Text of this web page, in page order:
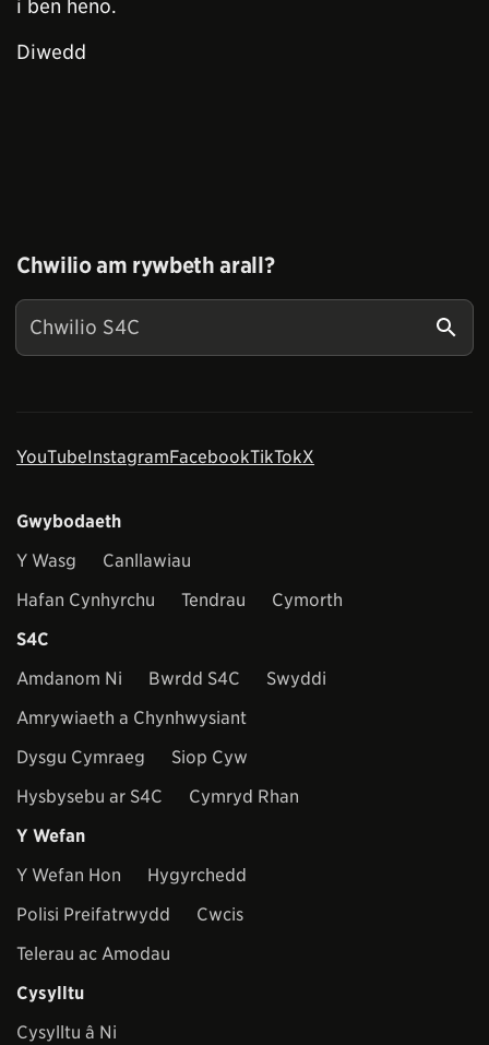
i ben heno.
Diwedd
Chwilio am rywbeth arall?
YouTubeInstagramFacebookTikTokX
Gwybodaeth
Y Wasg
Canllawiau
Hafan Cynhyrchu
Tendrau
Cymorth
S4C
Amdanom Ni
Bwrdd S4C
Swyddi
Amrywiaeth a Chynhwysiant
Dysgu Cymraeg
Siop Cyw
Hysbysebu ar S4C
Cymryd Rhan
Y Wefan
Y Wefan Hon
Hygyrchedd
Polisi Preifatrwydd
Cwcis
Telerau ac Amodau
Cysylltu
Cysylltu â Ni